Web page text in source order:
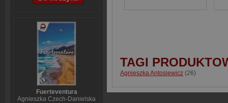
Fuerteventura
Agnieszka Czech-Danielska
TAGI
Agnieszka Antosiewicz (26)